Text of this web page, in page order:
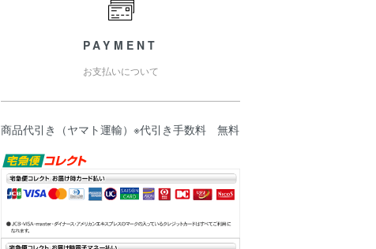
PAYMENT
お支払いについて
商品代引き（ヤマト運輸）※代引き手数料 無料